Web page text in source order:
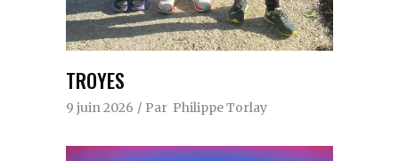
TROYES
9 juin 2026 Par Philippe Torlay